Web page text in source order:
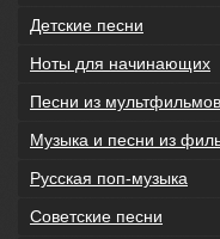
Детские песни
Ноты для начинающих
Песни из мультфильмов
Музыка и песни из
Русская поп-музыка
Советские песни